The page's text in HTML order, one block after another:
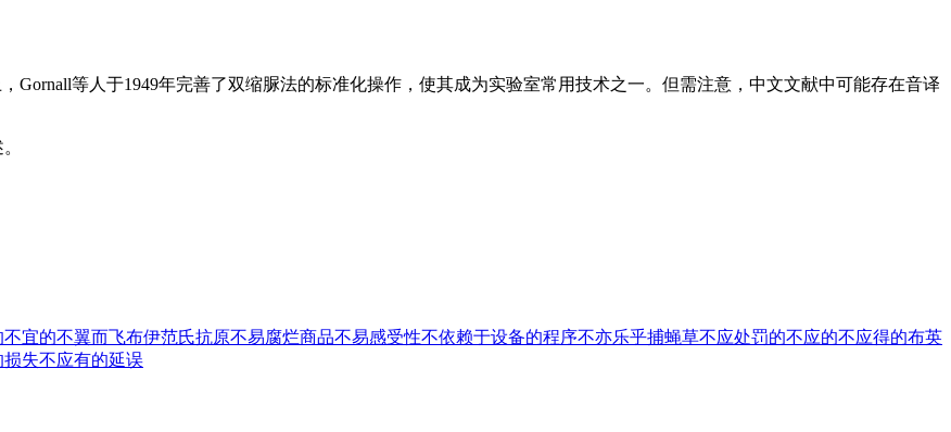
Gornall等人于1949年完善了双缩脲法的标准化操作，使其成为实验室常用技术之一。但需注意，中文文献中可能存在音译
不宜的不翼而飞布伊范氏抗原不易腐烂商品不易感受性不依赖于设备的程序不亦乐乎捕蝇草不应处罚的不应的不应得的布英
损失不应有的延误